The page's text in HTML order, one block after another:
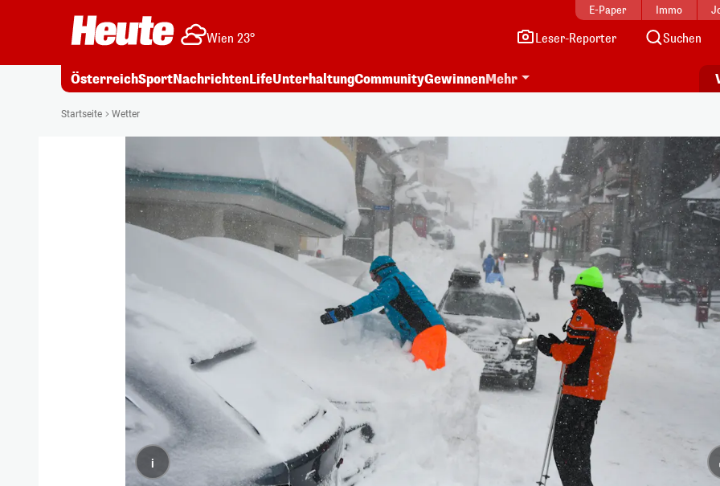
E-Paper Immo
Wien 23° Leser-Reporter Suchen
ÖsterreichSportNachrichtenLifeUnterhaltungCommunityGewinnenMehr
Startseite Wetter
i